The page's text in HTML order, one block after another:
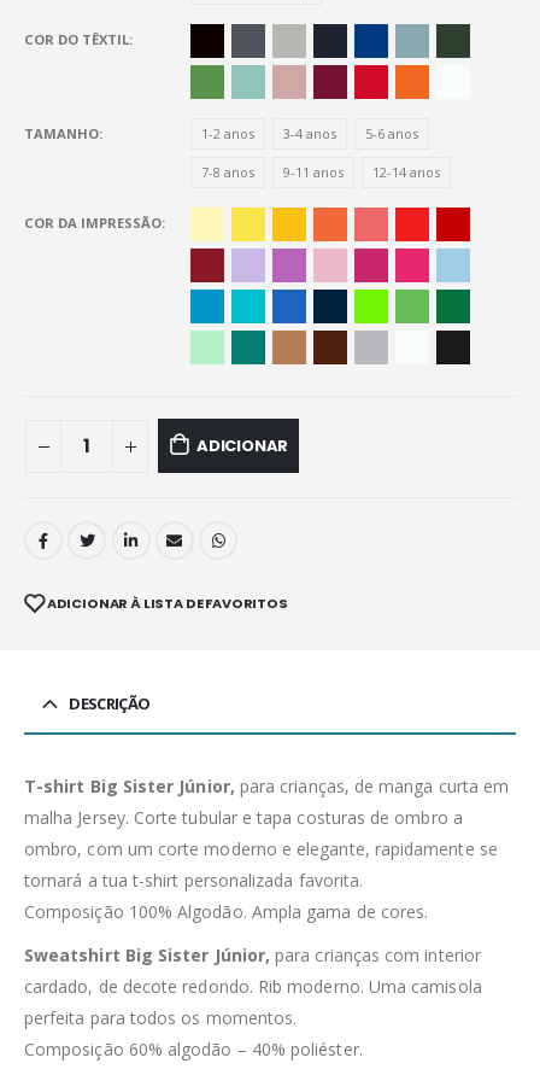
COR DO TÊXTIL
TAMANHO 1-2 anos 3-4 anos 5-6 anos
7-8 anos 9-11 anos 12-14 anos
COR DA IMPRESSÃO
ADICIONAR
ADICIONAR À LISTA DE FAVORITOS
DESCRIÇÃO
T-shirt Big Sister Júnior, para crianças, de manga curta em
malha Jersey. Corte tubular e tapa costuras de ombro a
ombro, com um corte moderno e elegante, rapidamente se
tornará a tua t-shirt personalizada favorita.
Composição 100% Algodão. Ampla gama de cores.
Sweatshirt Big Sister Júnior, para crianças com interior
cardado, de decote redondo. Rib moderno. Uma camisola
perfeita para todos os momentos.
Composição 60% algodão – 40% poliéster.